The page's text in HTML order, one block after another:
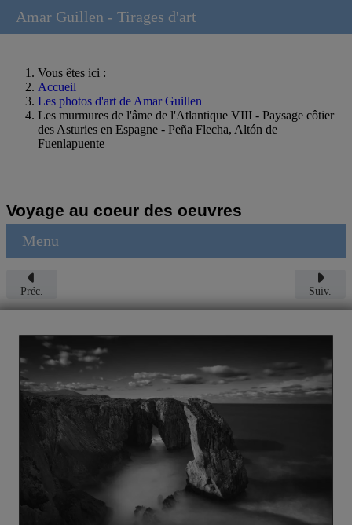
Vous êtes ici :
Accueil
Les photos d'art de Amar Guillen
Les murmures de l'âme de l'Atlantique VIII - Paysage côtier
des Asturies en Espagne - Peña Flecha, Altón de
Fuenlapuente
Voyage au coeur des oeuvres
Menu ≡
Préc. Suiv.
Amar Guillen - Tirages d'art